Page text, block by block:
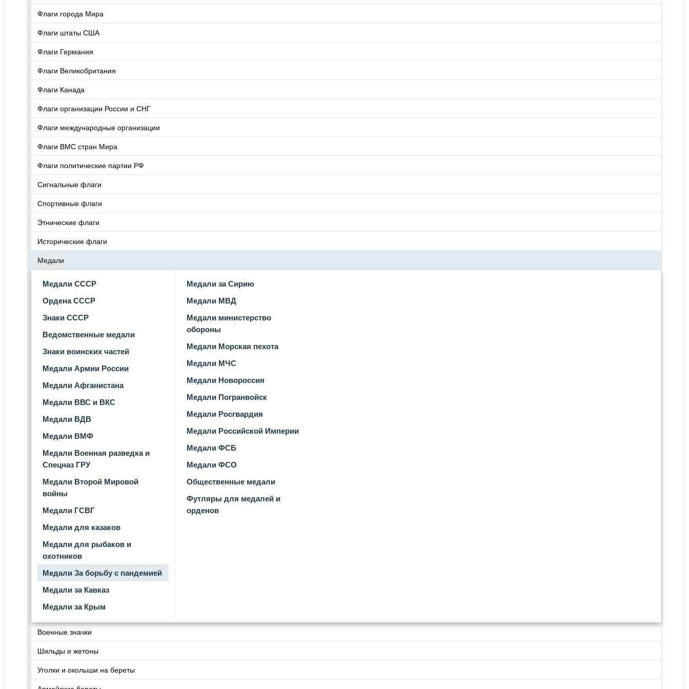
Флаги города Мира
Флаги штаты США
Флаги Германия
Флаги Великобритания
Флаги Канада
Флаги организации России и СНГ
Флаги международные организации
Флаги ВМС стран Мира
Флаги политические партии РФ
Сигнальные флаги
Спортивные флаги
Этнические флаги
Исторические флаги
Медали
Медали СССР
Ордена СССР
Знаки СССР
Ведомственные медали
Знаки воинских частей
Медали Армии России
Медали Афганистана
Медали ВВС и ВКС
Медали ВДВ
Медали ВМФ
Медали Военная разведка и
Спецназ ГРУ
Медали Второй Мировой
войны
Медали ГСВГ
Медали для казаков
Медали для рыбаков и
охотников
Медали За борьбу с пандемией
Медали за Кавказ
Медали за Крым
Медали за Сирию
Медали МВД
Медали министерство
обороны
Медали Морская пехота
Медали МЧС
Медали Новороссия
Медали Погранвойск
Медали Росгвардия
Медали Российской Империи
Медали ФСБ
Медали ФСО
Общественные медали
Футляры для медалей и
орденов
Военные значки
Шильды и жетоны
Уголки и околыши на береты